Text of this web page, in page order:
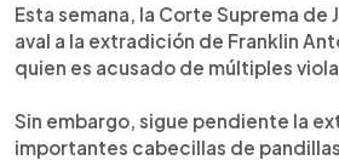
Esta semana, la Corte Suprema de
aval a la extradición de Franklin
quien es acusado de múltiples
Sin embargo, sigue pendiente la
importantes cabecillas de